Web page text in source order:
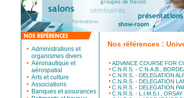
Administrations et
organismes divers
Aéronautique et
aérospatial
Arts et culture
Associations
Banques et assurances
Nos références :
ADVANCE COURSE FOR
C.N.R.S. - C.N.A.B.,
C.N.R.S. - DELEGATION
C.N.R.S. - DELEGATION
C.N.R.S. - DELEGATION
C.N.R.S. - L.I.M.S.I., ORSAY